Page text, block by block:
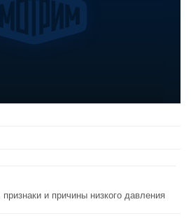
и причины низкого давления